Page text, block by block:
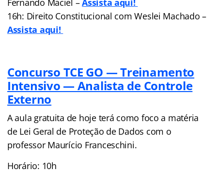
Fernando Maciel –Assista aqui!
16h: Direito Constitucional com Weslei Machado –
Assista aqui!
Concurso TCE GO — Treinamento
Intensivo — Analista de Controle
Externo
A aula gratuita de hoje terá como foco a matéria
de Lei Geral de Proteção de Dados com o
professor Maurício Franceschini.
Horário: 10h